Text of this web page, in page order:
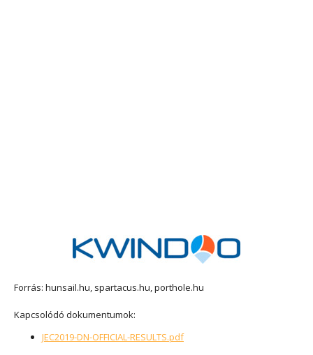
Forrás: hunsail.hu, spartacus.hu, porthole.hu
Kapcsolódó dokumentumok:
JEC2019-DN-OFFICIAL-RESULTS.pdf